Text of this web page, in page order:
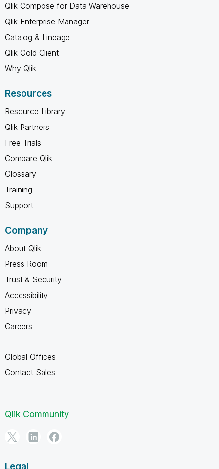
Qlik Compose for Data Warehouse
Qlik Enterprise Manager
Catalog & Lineage
Qlik Gold Client
Why Qlik
Resources
Resource Library
Qlik Partners
Free Trials
Compare Qlik
Glossary
Training
Support
Company
About Qlik
Press Room
Trust & Security
Accessibility
Privacy
Careers
Global Offices
Contact Sales
Qlik Community
Legal